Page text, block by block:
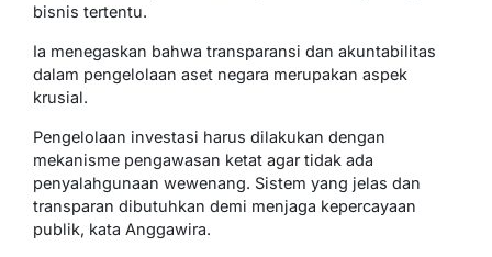
bisnis tertentu.
Ia menegaskan bahwa transparansi dan akuntabilitas
dalam pengelolaan aset negara merupakan aspek
krusial.
Pengelolaan investasi harus dilakukan dengan
mekanisme pengawasan ketat agar tidak ada
penyalahgunaan wewenang. Sistem yang jelas dan
transparan dibutuhkan demi menjaga kepercayaan
publik, kata Anggawira.